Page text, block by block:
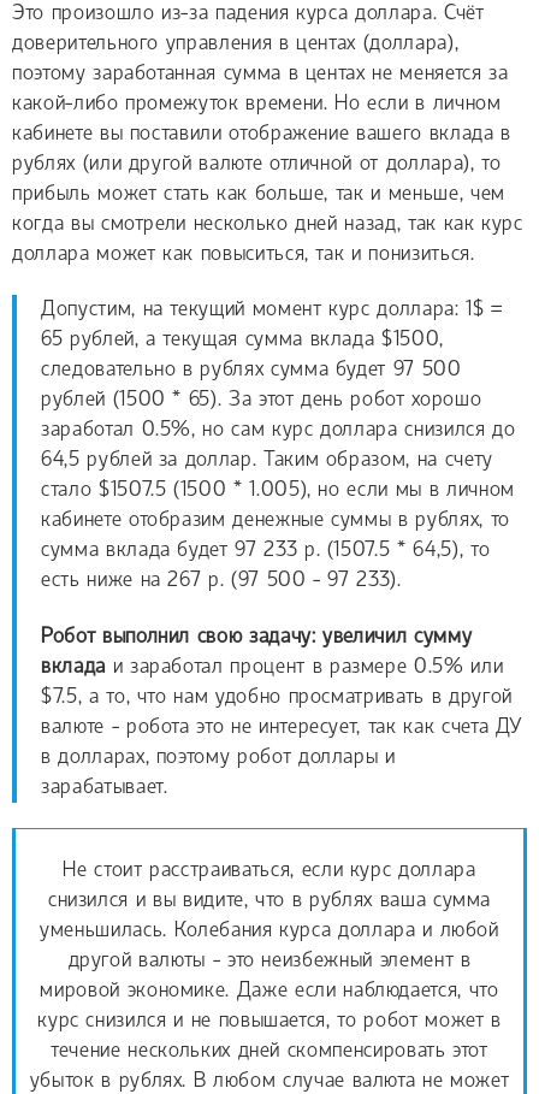
Это произошло из-за падения курса доллара. Счёт
доверительного управления в центах (доллара),
поэтому заработанная сумма в центах не меняется за
какой-либо промежуток времени. Но если в личном
кабинете вы поставили отображение вашего вклада в
рублях (или другой валюте отличной от доллара), то
прибыль может стать как больше, так и меньше, чем
когда вы смотрели несколько дней назад, так как курс
доллара может как повыситься, так и понизиться.
Допустим, на текущий момент курс доллара: 1$ =
65 рублей, а текущая сумма вклада $1500,
следовательно в рублях сумма будет 97 500
рублей (1500 * 65). За этот день робот хорошо
заработал 0.5%, но сам курс доллара снизился до
64,5 рублей за доллар. Таким образом, на счету
стало $1507.5 (1500 * 1.005), но если мы в личном
кабинете отобразим денежные суммы в рублях, то
сумма вклада будет 97 233 р. (1507.5 * 64,5), то
есть ниже на 267 р. (97 500 - 97 233).
Робот выполнил свою задачу: увеличил сумму
вклада и заработал процент в размере 0.5% или
$7.5, а то, что нам удобно просматривать в другой
валюте - робота это не интересует, так как счета ДУ
в долларах, поэтому робот доллары и
зарабатывает.
Не стоит расстраиваться, если курс доллара
снизился и вы видите, что в рублях ваша сумма
уменьшилась. Колебания курса доллара и любой
другой валюты - это неизбежный элемент в
мировой экономике. Даже если наблюдается, что
курс снизился и не повышается, то робот может в
течение нескольких дней скомпенсировать этот
убыток в рублях. В любом случае валюта не может